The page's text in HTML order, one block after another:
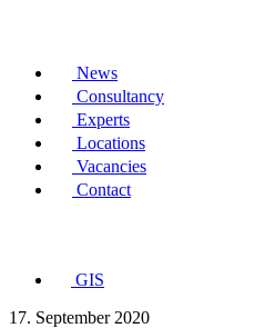
News
Consultancy
Experts
Locations
Vacancies
Contact
GIS
17. September 2020